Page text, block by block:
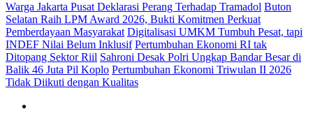
Warga Jakarta Pusat Deklarasi Perang Terhadap Tramadol Buton
Selatan Raih LPM Award 2026, Bukti Komitmen Perkuat
Pemberdayaan Masyarakat Digitalisasi UMKM Tumbuh Pesat, tapi
INDEF Nilai Belum Inklusif Pertumbuhan Ekonomi RI tak
Ditopang Sektor Riil Sahroni Desak Polri Ungkap Bandar Besar di
Balik 46 Juta Pil Koplo Pertumbuhan Ekonomi Triwulan II 2026
Tidak Diikuti dengan Kualitas